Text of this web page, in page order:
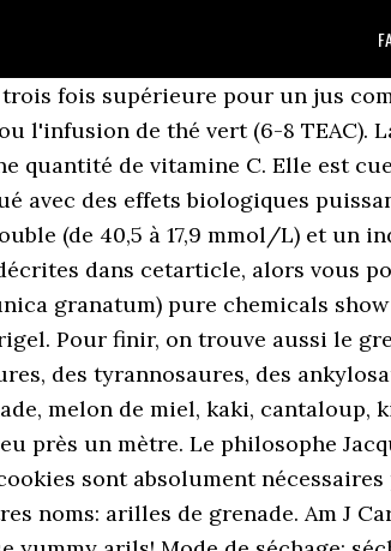
Rêve causé par le vol d'une abeille autour d'une grenade, une seconde avant l'éveil. Le dommage oxydatif peut altérer la circulation sanguine dans toutes les zones du corps, y compris du tissu érectile. La grenade est riche en nitrates alimentaires, qui semblent efficaces pour améliorer la performance sportive. Les fruits sont cueillis de septembre à décembre. En raison de cette symbolique, la grenade est représentée sur de nombreux tableaux du Moyen Âge. Forget a bun in the oven. Aucune préparation requise et aucun dégât à prévoir contrairement à lorsqu’on extrait les arilles du fruit frais. Puisqu’elle avait bien mangé quelque chose aux Enfers, Hadès le fit remarquer à Zeus, qui autorisa les amants à se retrouver la moitié (moitié car elle ne mangea que la moitié de la grenade) de l'année (automne et hiver) mais Perséphone devait rejoindre sa mère durant l'autre moitié (printemps et été) ; Cela explique pourquoi nous trouvons les grenades en automne, fruit des enfers. Dans la symbolique chrétienne, la grenade représente l’église comme ecclésia, c'est-à-dire comme communauté des croyants. C’est pourquoi il n’est pas sûr jusqu’à présent que leurs résultats soient applicables à l’homme, ceci doit être démontré dans des études correspondantes. Aucune préparation requise et aucun dégât à prévoir contrairement à lorsqu’on extrait les arilles du fruit frais. Conclusion : Le jus de grenade a été lié à une réduction des symptômes de la dysfonction érectile, mais plus de recherche est nécessaire. Mangez de leurs fruits, quand ils en portent, mais payez sa dette le jour de sa récolte et ne gaspillez point. Dans la Bible, la grenade passe pour un des 7 fruits importants qui étaient une bénédiction pour la Terre Promise d’Israël[41]. Tégument charnu entourant la graine de certaines plantes avec laquelle il constitue un faux-fruit. 12;13: 4018–4026. La grenade compte parmi les fruits les plus sains sur terre. Jean Nicot employa le nom de migrainier et migraine pour désigner ce fruit, probablement par contraction de mille graines[43]. La pomme grenade contient également l'acide punique qui est l'acide gras principal dans les arilles de la pomme grenade. 1 tasse de fraises et de framboises congelées; 1/2 tasse d’arilles de grenade congelées; 1 tasse d’eau _____ Au robot-mélangeur, verser tous les ingrédients et mixer pendant 1 minute. GOSSIP GIRL: The French revolution had cake. Ils inhibent la formation d’œstrogènes endogènes et entraînent une diminution de la croissance de 80 % en cas de cellules du cancer du sein positives vis-à-vis du récepteur d’œstrogène sans nuire au développement des cellules saines[29]. Nous utilisons également des cookies